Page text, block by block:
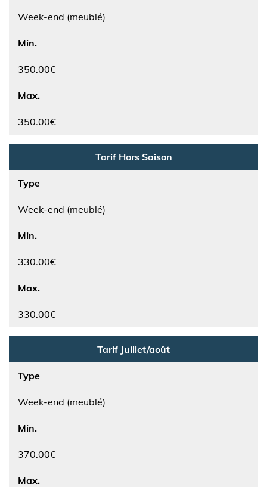
Week-end (meublé)
Min.
350.00€
Max.
350.00€
Tarif Hors Saison
Type
Week-end (meublé)
Min.
330.00€
Max.
330.00€
Tarif Juillet/août
Type
Week-end (meublé)
Min.
370.00€
Max.